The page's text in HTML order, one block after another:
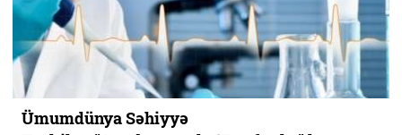
Ümumdünya Səhiyyə